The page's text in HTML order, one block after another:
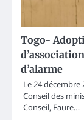
Togo-
d’alarme
Le 24
Conseil des
Conseil, Faure…